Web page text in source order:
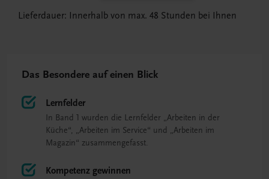
Lieferdauer: Innerhalb von max. 48 Stunden bei Ihnen
Das Besondere auf einen Blick
Lernfelder
In Band 1 wurden die Lernfelder „Arbeiten in der
Küche“, „Arbeiten im Service“ und „Arbeiten im
Magazin“ zusammengefasst.
Kompetenz gewinnen